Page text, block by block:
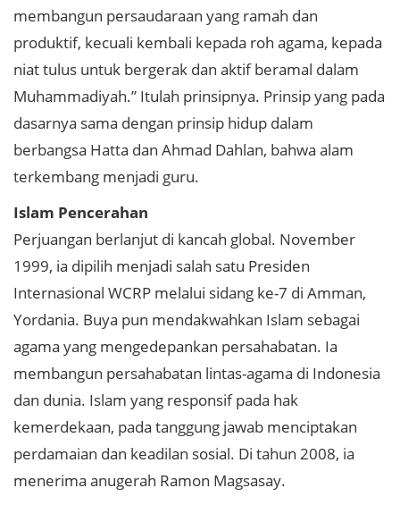
membangun persaudaraan yang ramah dan
produktif, kecuali kembali kepada roh agama, kepada
niat tulus untuk bergerak dan aktif beramal dalam
Muhammadiyah.” Itulah prinsipnya. Prinsip yang pada
dasarnya sama dengan prinsip hidup dalam
berbangsa Hatta dan Ahmad Dahlan, bahwa alam
terkembang menjadi guru.
Islam Pencerahan
Perjuangan berlanjut di kancah global. November
1999, ia dipilih menjadi salah satu Presiden
Internasional WCRP melalui sidang ke-7 di Amman,
Yordania. Buya pun mendakwahkan Islam sebagai
agama yang mengedepankan persahabatan. Ia
membangun persahabatan lintas-agama di Indonesia
dan dunia. Islam yang responsif pada hak
kemerdekaan, pada tanggung jawab menciptakan
perdamaian dan keadilan sosial. Di tahun 2008, ia
menerima anugerah Ramon Magsasay.